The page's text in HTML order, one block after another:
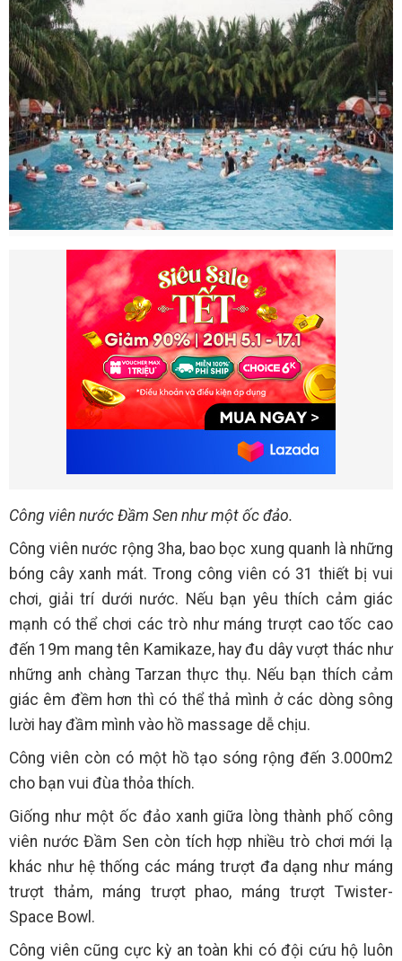
Công viên nước Đầm Sen như một ốc đảo.
Công viên nước rộng 3ha, bao bọc xung quanh là những
bóng cây xanh mát. Trong công viên có 31 thiết bị vui
chơi, giải trí dưới nước. Nếu bạn yêu thích cảm giác
mạnh có thể chơi các trò như máng trượt cao tốc cao
đến 19m mang tên Kamikaze, hay đu dây vượt thác như
những anh chàng Tarzan thực thụ. Nếu bạn thích cảm
giác êm đềm hơn thì có thể thả mình ở các dòng sông
lười hay đầm mình vào hồ massage dễ chịu.
Công viên còn có một hồ tạo sóng rộng đến 3.000m2
cho bạn vui đùa thỏa thích.
Giống như một ốc đảo xanh giữa lòng thành phố công
viên nước Đầm Sen còn tích hợp nhiều trò chơi mới lạ
khác như hệ thống các máng trượt đa dạng như máng
trượt thảm, máng trượt phao, máng trượt Twister-
Space Bowl.
Công viên cũng cực kỳ an toàn khi có đội cứu hộ luôn